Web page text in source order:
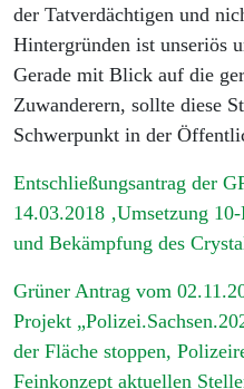
der Tatverdächtigen und
Hintergründen ist unseriös
Gerade mit Blick auf die
Zuwanderern, sollte diese
Schwerpunkt in der
Entschließungsantrag der
14.03.2018 ‚Umsetzung
und Bekämpfung des
Grüner Antrag vom
Projekt
der Fläche stoppen,
Feinkonzept aktuellen